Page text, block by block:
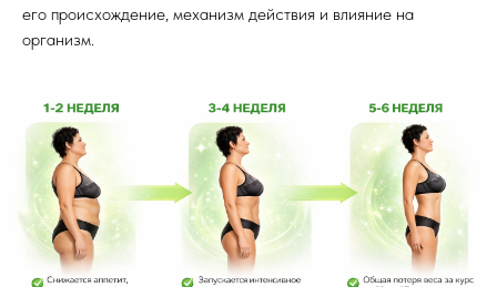
его происхождение, механизм действия и влияние на
организм.